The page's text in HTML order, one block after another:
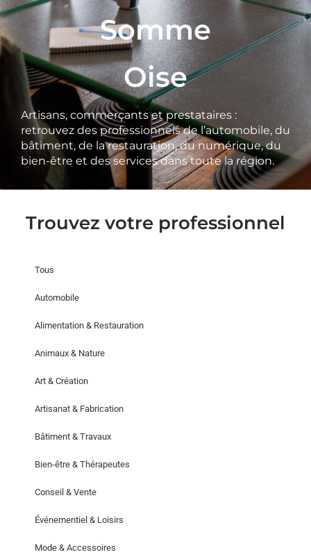
Somme
Oise
Artisans, commerçants et prestataires :
retrouvez des professionnels de l’automobile, du
bâtiment, de la restauration, du numérique, du
bien-être et des services dans toute la région.
Trouvez votre professionnel
Tous
Automobile
Alimentation & Restauration
Animaux & Nature
Art & Création
Artisanat & Fabrication
Bâtiment & Travaux
Bien-être & Thérapeutes
Conseil & Vente
Événementiel & Loisirs
Mode & Accessoires